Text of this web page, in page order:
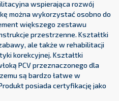
wspierająca rozwój
można wykorzystać osobno do
większego zestawu
przestrzenne. Kształtki
ale także w rehabilitacji
korekcyjnej. Kształtki
PCV przeznaczonego dla
są bardzo łatwe w
posiada certyfikację jako